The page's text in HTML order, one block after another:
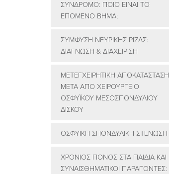
ΣΥΝΔΡΟΜΟ: ΠΟΙΟ ΕΙΝΑΙ ΤΟ
ΕΠΟΜΕΝΟ ΒΗΜΑ;
ΣΥΜΦΥΣΗ ΝΕΥΡΙΚΗΣ ΡΙΖΑΣ:
ΔΙΑΓΝΩΣΗ & ΔΙΑΧΕΙΡΙΣΗ
ΜΕΤΕΓΧΕΙΡΗΤΙΚΗ ΑΠΟΚΑΤΑΣΤΑΣΗ
ΜΕΤΑ ΑΠΟ ΧΕΙΡΟΥΡΓΕΙΟ
ΟΣΦΥΪΚΟΥ ΜΕΣΟΣΠΟΝΔΥΛΙΟΥ
ΔΙΣΚΟΥ
ΟΣΦΥΪΚΗ ΣΠΟΝΔΥΛΙΚΗ ΣΤΕΝΩΣΗ
ΧΡΟΝΙΟΣ ΠΟΝΟΣ ΣΤΑ ΠΑΙΔΙΑ ΚΑΙ
ΣΥΝΑΙΣΘΗΜΑΤΙΚΟΙ ΠΑΡΑΓΟΝΤΕΣ: